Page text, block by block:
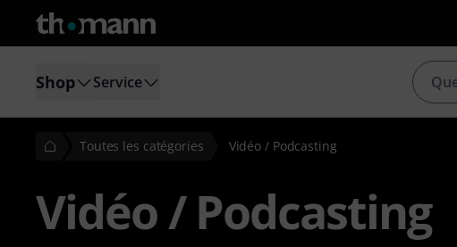
Shop Service
Toutes les catégories Vidéo / Podcasting
Vidéo / Podcasting